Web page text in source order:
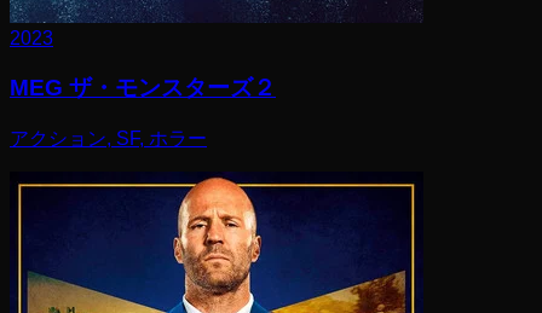
2023
MEG ザ・モンスターズ２
アクション, SF, ホラー